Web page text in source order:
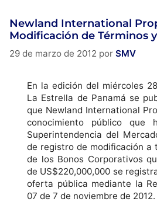
Newland International
Modificación de Términos
29 de marzo de 2012 por SMV
En la edición del miércoles
La Estrella de Panamá se
que Newland International
conocimiento público que
Superintendencia del
de registro de modificación a
de los Bonos Corporativos
de US$220,000,000 se
oferta pública mediante la
07 de 7 de noviembre de 2012.